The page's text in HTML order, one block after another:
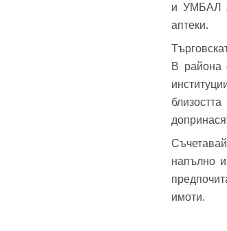
и УМБАЛ
аптеки.
В района
напълно
имоти.